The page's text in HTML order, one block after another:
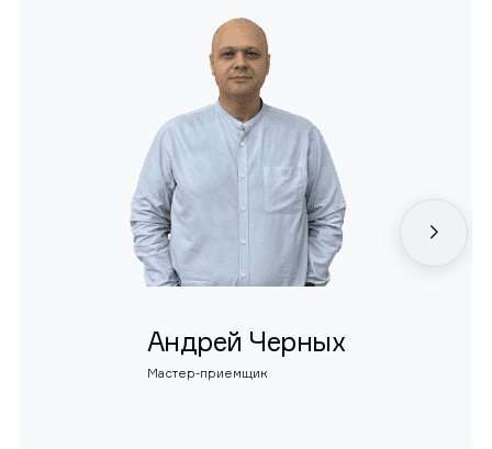
Андрей Черных
Мастер-приемщик